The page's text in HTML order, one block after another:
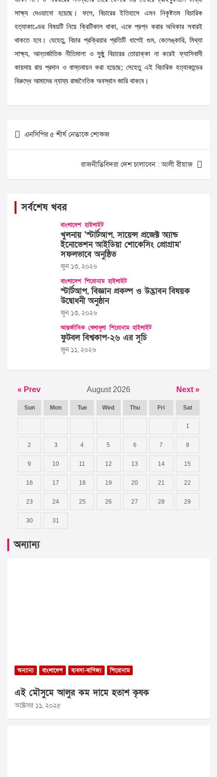
সাক্ষ্য দেওয়ানো হয়েছে। ফলে, বিচারের ইতিহাসে এমন নিকৃষ্টতম বিচারিক
হত্যাকাণ্ডের বিষয়টি নিয়ে ক্রিটিকাল থাকা, একে প্রশ্ন করার অধিকার সবারই
থাকতে হবে। যেহেতু, বিচার প্রক্রিয়ার প্রতিটি ধাপেই গুম, কেলেঙ্কারি, মিথ্যা
সাক্ষ্য, আন্তর্জাতিক নীতিমালা ও সুষ্ঠু বিচারের তোয়াক্কা না করেই ফ্যাসিবাদী
কায়দায় রায় প্রদান ও বাস্তবায়ন করা হয়েছে; সেহেতু এই বিচারিক হত্যাকান্ডের
বিরুদ্ধে আমাদের ন্যায্য রাজনৈতিক অবস্থান জারি থাকবে।
Post
navigation
এনসিপির ৫ শীর্ষ নেতাকে শোকজ
রাজনীতিবিদরা দেশ চালাবেন : আলী রীয়াজ
সর্বশেষ খবর
বাংলাদেশ হাইলাইট
খুলনায় ‘স্টার্টআপ, সায়েন্স প্রজেক্ট অ্যান্ড
ইনোভেশন আইডিয়া শোকেসিং প্রোগ্রাম’
সফলভাবে অনুষ্ঠিত
জুন ১৩, ২০২৬
বাংলাদেশ শিরোনাম হাইলাইট
স্টার্টআপ, বিজ্ঞান প্রকল্প ও উদ্ভাবন বিষয়ক
উদ্বোধনী অনুষ্ঠান
জুন ১৩, ২০২৬
আন্তর্জাতিক খেলাধুলা শিরোনাম হাইলাইট
ফুটবল বিশ্বকাপ-২৬ এর সূচি
জুন ১১, ২০২৬
« Prev August 2026 Next »
Sun Mon Tue Wed Thu Fri Sat
1
2 3 4 5 6 7 8
9 10 11 12 13 14 15
16 17 18 19 20 21 22
23 24 25 26 27 28 29
30 31
অন্যান্য
অন্যান্য বাংলাদেশ ব্যবসা-বাণিজ্য শিরোনাম
এই মৌসুমে আলুর কম দামে হতাশ কৃষক
অক্টোবর ১১, ২০২৫